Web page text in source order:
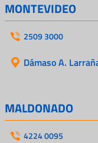
MONTEVIDEO
2509 3000
Dámaso A.
MALDONADO
4224 0095